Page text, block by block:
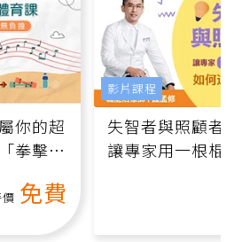
你的超
拳擊有
免費
失智者與照顧者
讓專家用一根棍
影片課程